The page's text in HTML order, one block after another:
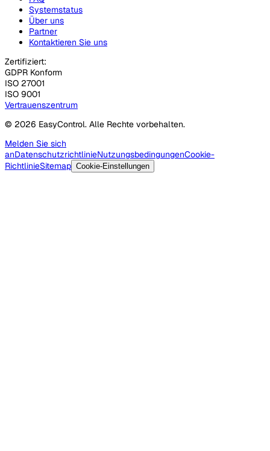
Systemstatus
Über uns
Partner
Kontaktieren Sie uns
Zertifiziert:
GDPR Konform
ISO 27001
ISO 9001
Vertrauenszentrum
© 2026 EasyControl. Alle Rechte vorbehalten.
Melden Sie sich
anDatenschutzrichtlinieNutzungsbedingungenCookie-
RichtlinieSitemap Cookie-Einstellungen